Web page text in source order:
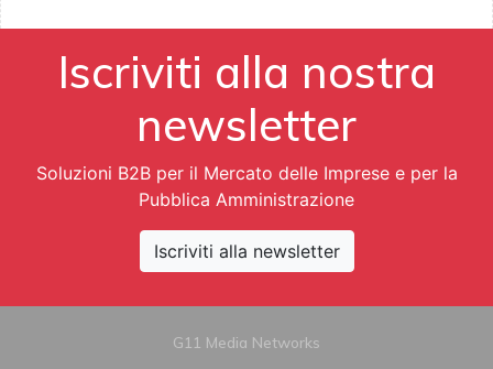
Iscriviti alla nostra
newsletter
Soluzioni B2B per il Mercato delle Imprese e per la
Pubblica Amministrazione
Iscriviti alla newsletter
G11 Media Networks